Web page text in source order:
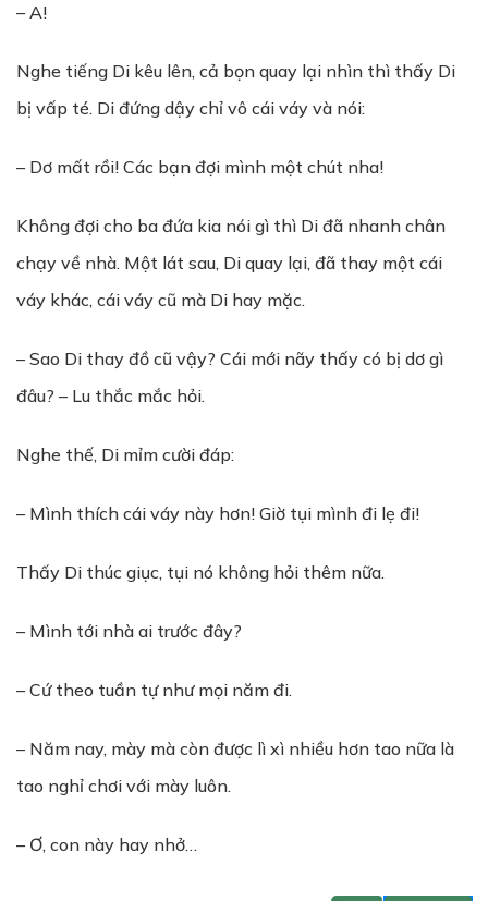
– A!
Nghe tiếng Di kêu lên, cả bọn quay lại nhìn thì thấy Di
bị vấp té. Di đứng dậy chỉ vô cái váy và nói:
– Dơ mất rồi! Các bạn đợi mình một chút nha!
Không đợi cho ba đứa kia nói gì thì Di đã nhanh chân
chạy về nhà. Một lát sau, Di quay lại, đã thay một cái
váy khác, cái váy cũ mà Di hay mặc.
– Sao Di thay đồ cũ vậy? Cái mới nãy thấy có bị dơ gì
đâu? – Lu thắc mắc hỏi.
Nghe thế, Di mỉm cười đáp:
– Mình thích cái váy này hơn! Giờ tụi mình đi lẹ đi!
Thấy Di thúc giục, tụi nó không hỏi thêm nữa.
– Mình tới nhà ai trước đây?
– Cứ theo tuần tự như mọi năm đi.
– Năm nay, mày mà còn được lì xì nhiều hơn tao nữa là
tao nghỉ chơi với mày luôn.
– Ơ, con này hay nhở…